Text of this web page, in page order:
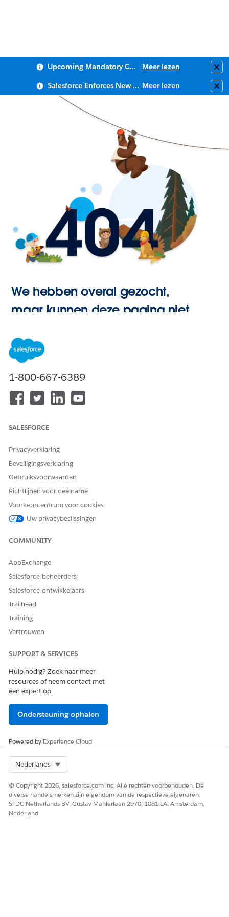
Upcoming Mandatory Changes to Public Key Infrastructure (PKI) Meer lezen
Salesforce Enforces New Security Requirements in Summer 2026 Meer lezen
We hebben overal gezocht,
maar kunnen deze pagina niet
1-800-667-6389
SALESFORCE
Privacyverklaring
Beveiligingsverklaring
Gebruiksvoorwaarden
Richtlijnen voor deelname
Voorkeurcentrum voor cookies
Uw privacybeslissingen
COMMUNITY
AppExchange
Salesforce-beheerders
Salesforce-ontwikkelaars
Trailhead
Training
Vertrouwen
SUPPORT & SERVICES
Hulp nodig? Zoek naar meer
resources of neem contact met
een expert op.
Ondersteuning ophalen
Powered by Experience Cloud
Nederlands
© Copyright 2026, salesforce.com inc. Alle rechten voorbehouden. De
diverse handelsmerken zijn eigendom van de respectieve eigenaren.
SFDC Netherlands BV, Gustav Mahlerlaan 2970, 1081 LA, Amsterdam,
Nederland